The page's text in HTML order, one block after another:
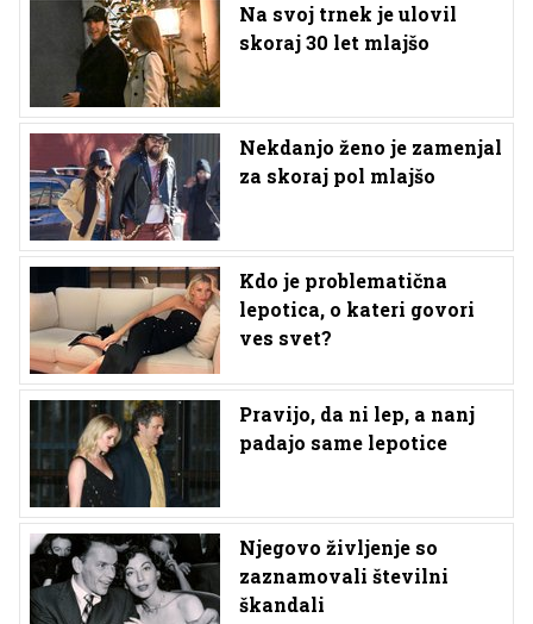
Na svoj trnek je ulovil
skoraj 30 let mlajšo
Nekdanjo ženo je zamenjal
za skoraj pol mlajšo
Kdo je problematična
lepotica, o kateri govori
ves svet?
Pravijo, da ni lep, a nanj
padajo same lepotice
Njegovo življenje so
zaznamovali številni
škandali